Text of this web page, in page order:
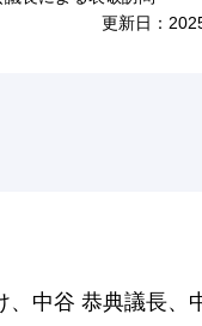
更新日：
中谷 恭典議長、